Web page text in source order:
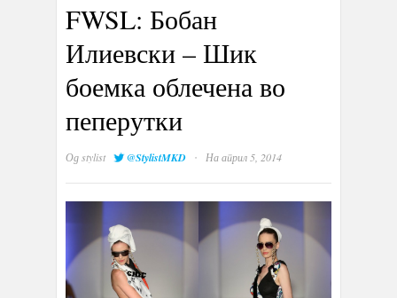
FWSL: Бобан
Илиевски – Шик
боемка облечена во
пеперутки
Одstylist @StylistMKD · На април 5, 2014